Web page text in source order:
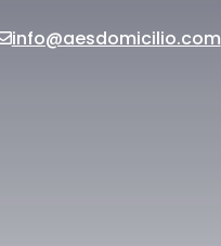
info@aesdomicilio.com